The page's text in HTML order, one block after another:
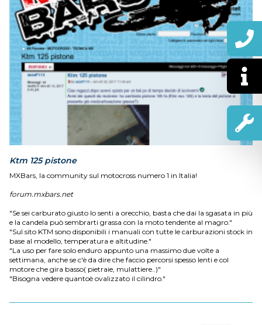
Ktm 125 pistone
MXBars, la community sul motocross numero 1 in Italia!
forum.mxbars.net
"Se sei carburato giusto lo senti a orecchio, basta che dai la sgasata in più
e la candela può sembrarti grassa con la moto tendente al magro."
"Sul sito KTM sono disponibili i manuali con tutte le carburazioni stock in
base al modello, temperatura e altitudine."
"La uso per fare solo enduro appunto una massimo due volte a
settimana, anche se c'è da dire che faccio percorsi spesso lenti e col
motore che gira basso( pietraie, mulattiere..)"
"Bisogna vedere quantoè ovalizzato il cilindro."